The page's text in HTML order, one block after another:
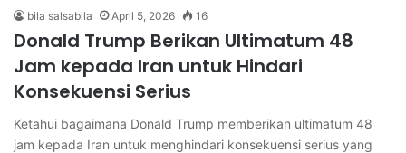
bila salsabila April 5, 2026 16
Donald Trump Berikan Ultimatum 48
Jam kepada Iran untuk Hindari
Konsekuensi Serius
Ketahui bagaimana Donald Trump memberikan ultimatum 48
jam kepada Iran untuk menghindari konsekuensi serius yang